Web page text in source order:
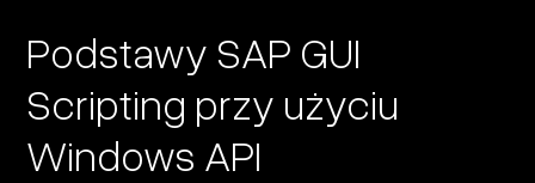
Podstawy SAP GUI
Scripting przy użyciu
Windows API